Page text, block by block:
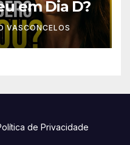
em Dia D?
VASCONCELOS
de Privacidade